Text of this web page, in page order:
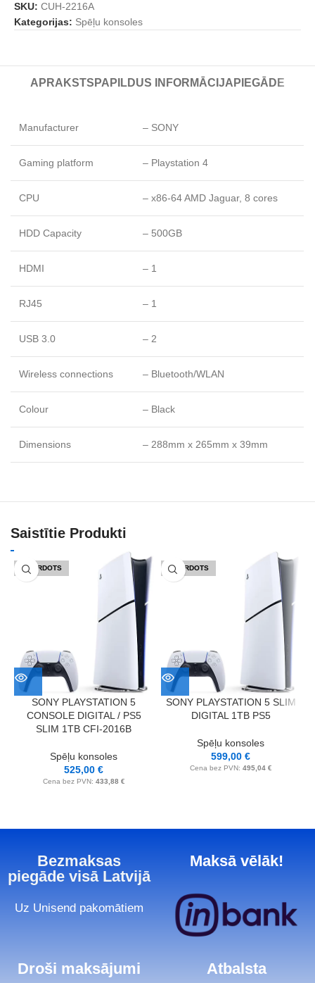
SKU: CUH-2216A
Kategorijas: Spēļu konsoles
APRAKSTS PAPILDUS INFORMĀCIJA PIEGĀDE
Manufacturer – SONY
Gaming platform – Playstation 4
CPU – x86-64 AMD Jaguar, 8 cores
HDD Capacity – 500GB
HDMI – 1
RJ45 – 1
USB 3.0 – 2
Wireless connections – Bluetooth/WLAN
Colour – Black
Dimensions – 288mm x 265mm x 39mm
Saistītie Produkti
IZPĀRDOTS
SONY PLAYSTATION 5
CONSOLE DIGITAL / PS5
SLIM 1TB CFI-2016B
Spēļu konsoles
525,00€
Cena bez PVN: 433,88 €
IZPĀRDOTS
SONY PLAYSTATION 5 SLIM
DIGITAL 1TB PS5
Spēļu konsoles
599,00€
Cena bez PVN: 495,04 €
Bezmaksas
piegāde visā Latvijā
Uz Unisend pakomātiem
Maksā vēlāk!
Droši maksājumi Atbalsta